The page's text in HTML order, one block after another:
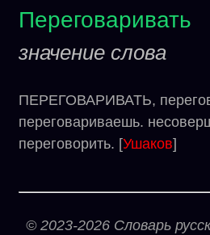
Переговаривать
значение слова
ПЕРЕГОВАРИВАТЬ,
переговариваешь.
переговорить. [Ушаков]
© 2023-2026 Словарь